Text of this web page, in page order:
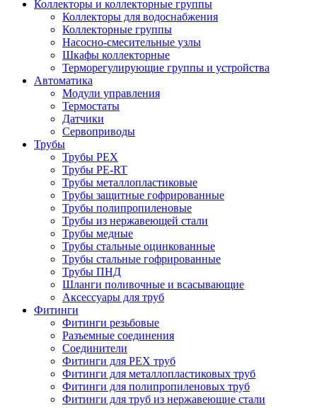
Коллекторы и коллекторные группы
Коллекторы для водоснабжения
Коллекторные группы
Насосно-смесительные узлы
Шкафы коллекторные
Терморегулирующие группы и устройства
Автоматика
Модули управления
Термостаты
Датчики
Сервоприводы
Трубы
Трубы PEX
Трубы PE-RT
Трубы металлопластиковые
Трубы защитные гофрированные
Трубы полипропиленовые
Трубы из нержавеющей стали
Трубы медные
Трубы стальные оцинкованные
Трубы стальные гофрированные
Трубы ПНД
Шланги поливочные и всасывающие
Аксессуары для труб
Фитинги
Фитинги резьбовые
Разъемные соединения
Соединители
Фитинги для PEX труб
Фитинги для металлопластиковых труб
Фитинги для полипропиленовых труб
Фитинги для труб из нержавеющие стали